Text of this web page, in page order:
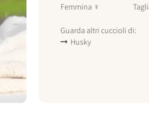
Femmina ♀
Guarda altri cuccioli di:
Husky